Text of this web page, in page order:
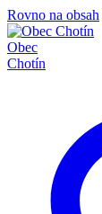
Rovno na obsah
Obec
Chotín